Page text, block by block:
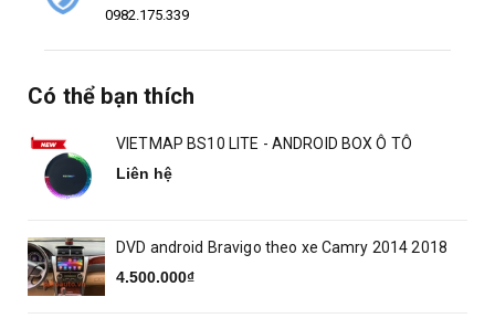
0982.175.339
Có thể bạn thích
VIETMAP BS10 LITE - ANDROID BOX Ô TÔ
Liên hệ
DVD android Bravigo theo xe Camry 2014 2018
4.500.000₫